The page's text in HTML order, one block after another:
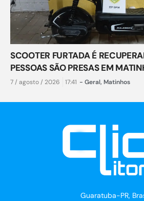
SCOOTER FURTADA É
PESSOAS SÃO PRESAS EM
7 / agosto / 2026 17:41 - Geral, Matinhos
Guaratuba-PR,